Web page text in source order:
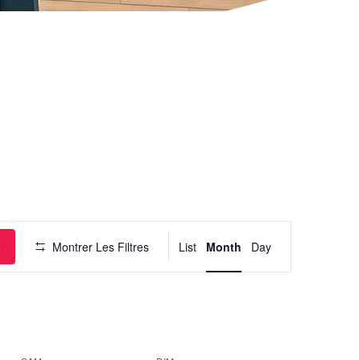
Montrer Les Filtres
Navigation
List Month Day